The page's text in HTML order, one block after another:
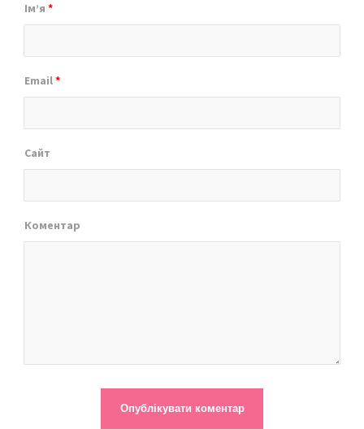
Ім’я *
Email*
Сайт
Коментар